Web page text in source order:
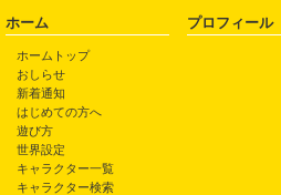
ホーム
ホームトップ
おしらせ
新着通知
はじめての方へ
遊び方
世界設定
キャラクター一覧
キャラクター検索
プロフィール